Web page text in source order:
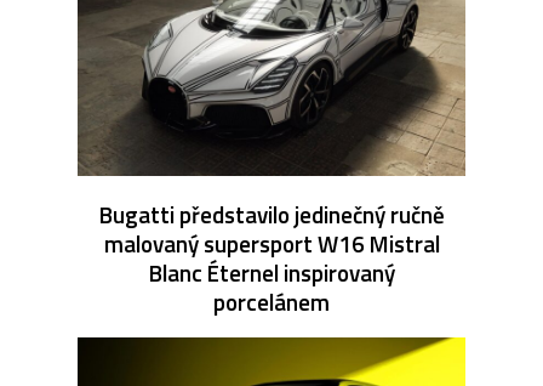
Bugatti představilo jedinečný ručně
malovaný supersport W16 Mistral
Blanc Éternel inspirovaný
porcelánem